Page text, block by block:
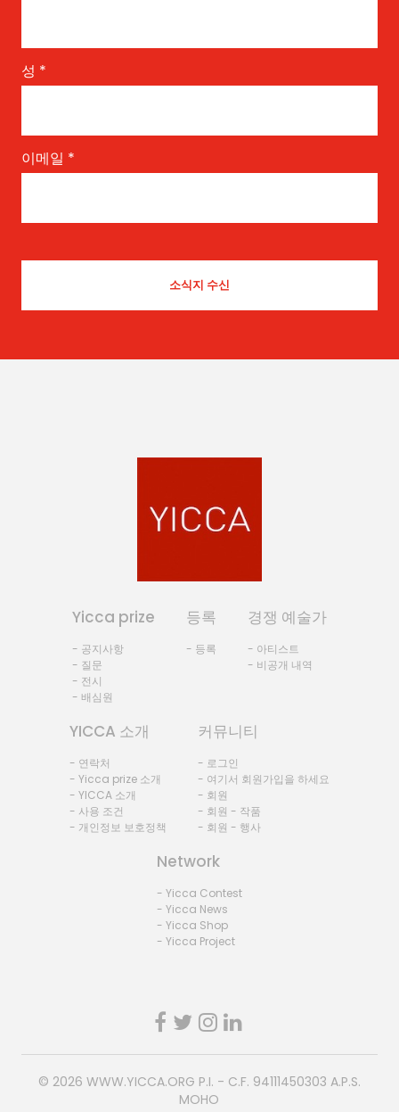
성 *
이메일 *
Yicca prize
- 공지사항
- 질문
- 전시
- 배심원
등록
- 등록
경쟁 예술가
- 아티스트
- 비공개 내역
YICCA 소개
- 연락처
- Yicca prize 소개
- YICCA 소개
- 사용 조건
- 개인정보 보호정책
커뮤니티
- 로그인
- 여기서 회원가입을 하세요
- 회원
- 회원 - 작품
- 회원 - 행사
Network
- Yicca Contest
- Yicca News
- Yicca Shop
- Yicca Project
© 2026 WWW.YICCA.ORG P.I. - C.F. 94111450303 A.P.S.
MOHO